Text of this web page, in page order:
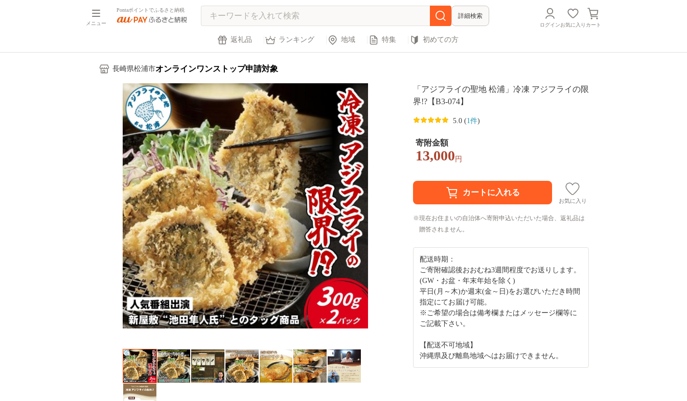
メニュー
Pontaポイントでふるさと納税
詳細検索
ログインお気に入り カート
返礼品 ランキング 地域 特集 初めての方
長崎県松浦市オンラインワンストップ申請対象
「アジフライの聖地 松浦」冷凍 アジフライの限
界!?【B3-074】
5.0 (1件)
寄附金額
13,000 円
お気に入り
現在お住まいの自治体へ寄附申込いただいた場合、返礼品は
贈答されません。
配送時期：
ご寄附確認後おおむね3週間程度でお送りします。
(GW・お盆・年末年始を除く)
平日(月～木)か週末(金～日)をお選びいただき時間
指定にてお届け可能。
※ご希望の場合は備考欄またはメッセージ欄等に
ご記載下さい。
【配送不可地域】
沖縄県及び離島地域へはお届けできません。